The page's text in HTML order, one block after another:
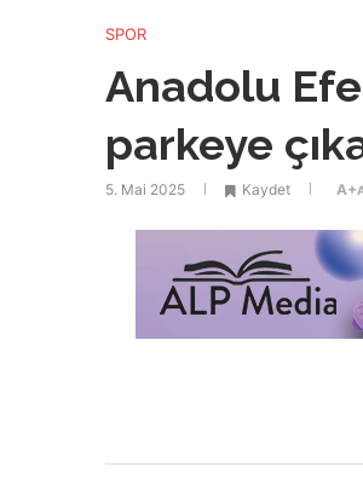
SPOR
Anadolu
parkeye
5. Mai 2025 Kaydet A+